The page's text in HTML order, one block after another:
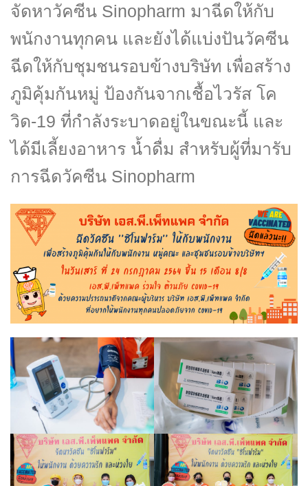
จัดหาวัคซีน Sinopharm มาฉีดให้กับ
พนักงานทุกคน และยังได้แบ่งปันวัคซีน
ฉีดให้กับชุมชนรอบข้างบริษัท เพื่อสร้าง
ภูมิคุ้มกันหมู่ ป้องกันจากเชื้อไวรัส โค
วิด-19 ที่กำลังระบาดอยู่ในขณะนี้ และ
ได้มีเลี้ยงอาหาร น้ำดื่ม สำหรับผู้ที่มารับ
การฉีดวัคซีน Sinopharm